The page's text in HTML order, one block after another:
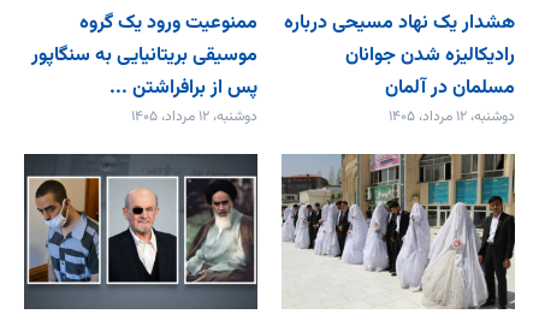
هشدار یک نهاد مسیحی درباره
رادیکالیزه شدن جوانان
مسلمان در آلمان
دوشنبه، ۱۲ مرداد، ۱۴۰۵
ممنوعیت ورود یک گروه
موسیقی بریتانیایی به سنگاپور
پس از برافراشتن ...
دوشنبه، ۱۲ مرداد، ۱۴۰۵